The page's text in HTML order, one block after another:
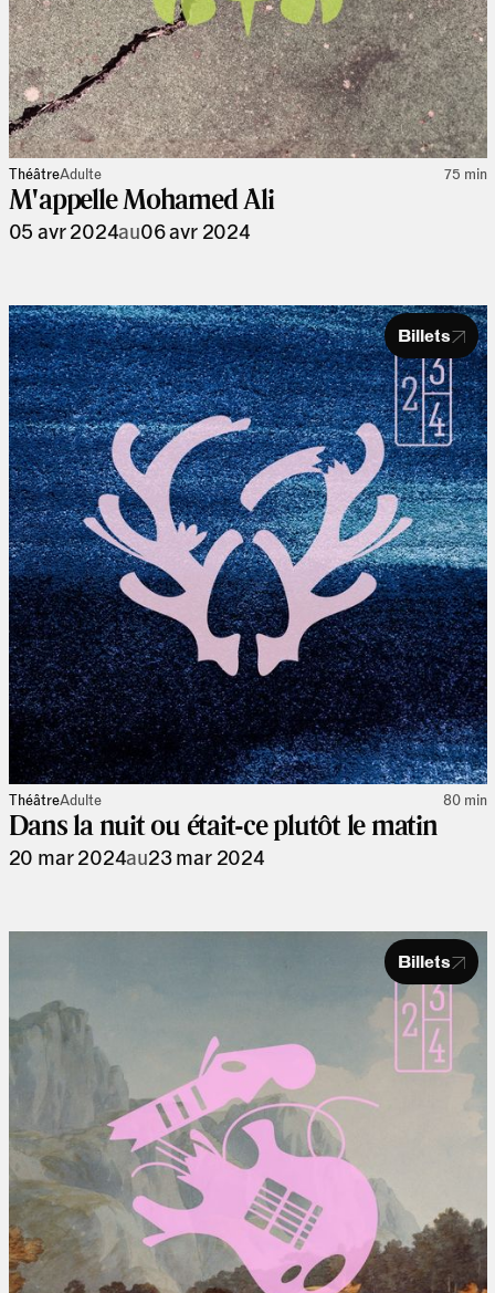
ThéâtreAdulte 75 min
M'appelle Mohamed Ali
05 avr 2024au06 avr 2024
ThéâtreAdulte 80 min
Dans la nuit ou était-ce plutôt le matin
20 mar 2024au23 mar 2024
Billets
Billets